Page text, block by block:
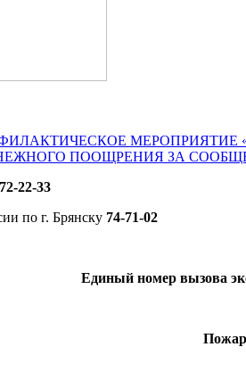
МЕРОПРИЯТИЕ
ПООЩРЕНИЯ ЗА
72-22-33
по г. Брянску 74-71-02
Единый номер вызова